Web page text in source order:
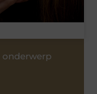
onderwerp